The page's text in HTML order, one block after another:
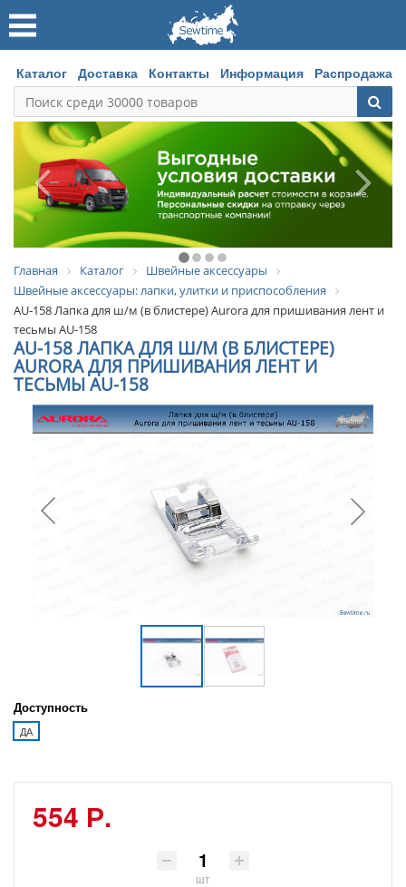
Каталог Доставка Контакты Информация Распродажа
Главная Каталог
Швейные аксессуары
Швейные аксессуары: лапки, улитки и приспособления
AU-158 Лапка для ш/м (в блистере) Aurora для пришивания лент и
тесьмы AU-158
AU-158 ЛАПКА ДЛЯ Ш/М (В БЛИСТЕРЕ)
AURORA ДЛЯ ПРИШИВАНИЯ ЛЕНТ И
ТЕСЬМЫ AU-158
Доступность
ДА
554 Р.
шт